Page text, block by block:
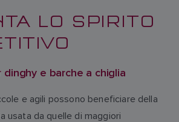
LO SPIRITO
e barche a chiglia
e agili possono beneficiare della
usata da quelle di maggiori